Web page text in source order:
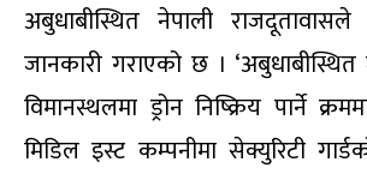
अबुधाबीस्थित नेपाली
जानकारी गराएको छ । ‘अबुधाबीस्थित
विमानस्थलमा ड्रोन निष्क्रिय पार्ने
मिडिल इस्ट कम्पनीमा सेक्युरिटी